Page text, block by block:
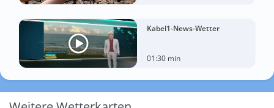
Kabel1-News-Wetter
01:30 min